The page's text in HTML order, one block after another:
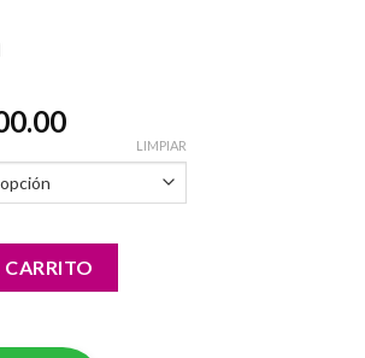
Rango
precios:
desde
$70,000.00
hasta
$150,000.00
LIMPIAR